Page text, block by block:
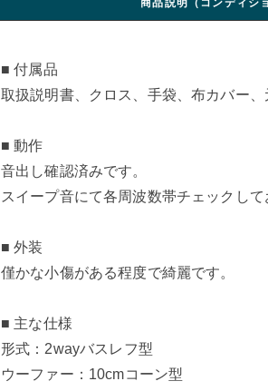
商品説明（コンディシ
■ 付属品
取扱説明書、クロス、手袋、布カバー、
■ 動作
音出し確認済みです。
スイープ音にて各周波数帯チェックして
■ 外装
僅かな小傷がある程度で綺麗です。
■ 主な仕様
形式：2wayバスレフ型
ウーファー：10cmコーン型